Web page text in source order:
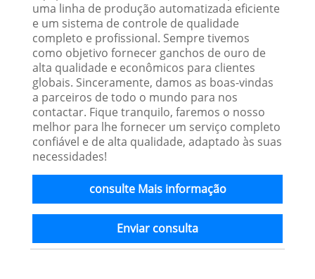
uma linha de produção automatizada eficiente
e um sistema de controle de qualidade
completo e profissional. Sempre tivemos
como objetivo fornecer ganchos de ouro de
alta qualidade e econômicos para clientes
globais. Sinceramente, damos as boas-vindas
a parceiros de todo o mundo para nos
contactar. Fique tranquilo, faremos o nosso
melhor para lhe fornecer um serviço completo
confiável e de alta qualidade, adaptado às suas
necessidades!
consulte Mais informação
Enviar consulta